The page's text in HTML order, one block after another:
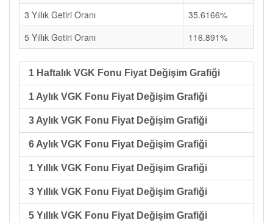
3 Yıllık Getiri Oranı
35.6166%
5 Yıllık Getiri Oranı
116.891%
1 Haftalık VGK Fonu Fiyat Değişim Grafiği
1 Aylık VGK Fonu Fiyat Değişim Grafiği
3 Aylık VGK Fonu Fiyat Değişim Grafiği
6 Aylık VGK Fonu Fiyat Değişim Grafiği
1 Yıllık VGK Fonu Fiyat Değişim Grafiği
3 Yıllık VGK Fonu Fiyat Değişim Grafiği
5 Yıllık VGK Fonu Fiyat Değişim Grafiği